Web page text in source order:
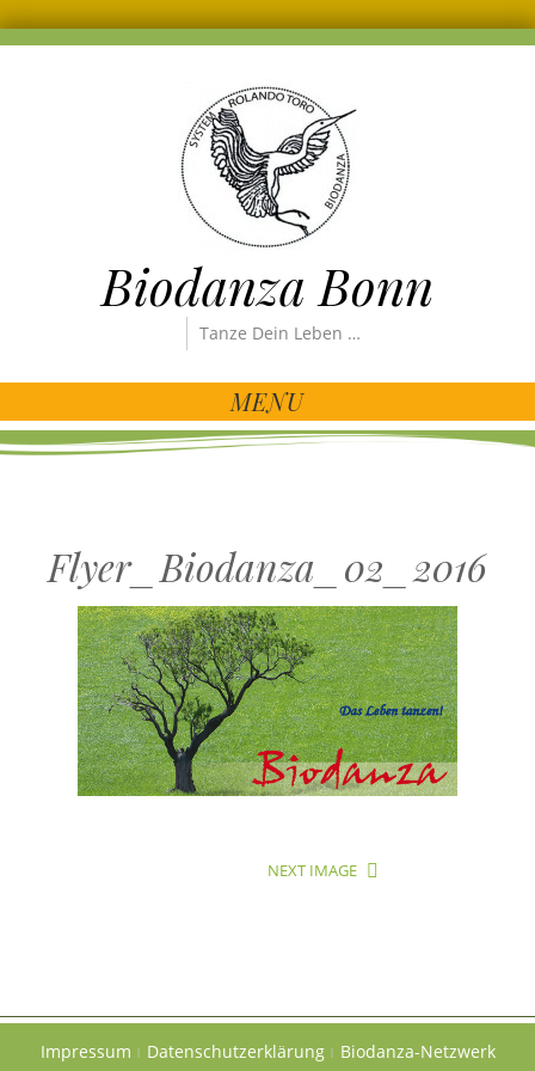
Biodanza Bonn
Tanze Dein Leben …
MENU
Flyer_Biodanza_02_2016
NEXT IMAGE
Impressum Datenschutzerklärung
Biodanza-Netzwerk